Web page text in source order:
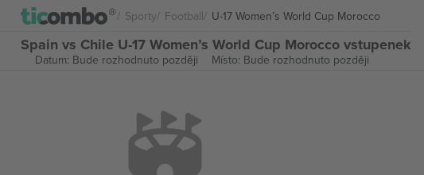
Sporty Football U-17 Women’s World Cup Morocco
Spain vs Chile U-17 Women’s World Cup Morocco vstupenek
Datum: Bude rozhodnuto později Místo: Bude rozhodnuto později